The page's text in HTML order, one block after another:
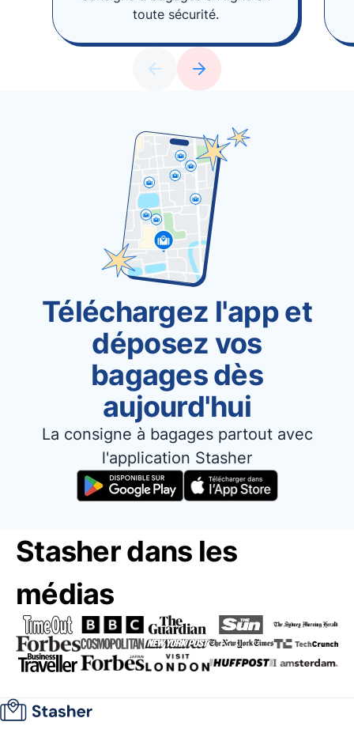
toute sécurité.
Téléchargez l'app et
déposez vos
bagages dès
aujourd'hui
La consigne à bagages partout avec
l'application Stasher
Stasher dans les
médias